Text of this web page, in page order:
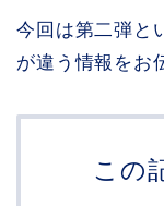
今回は第二弾と
が違う情報をお
この